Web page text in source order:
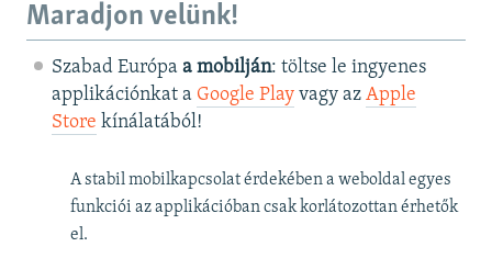
Maradjon velünk!
Szabad Európa a mobilján: töltse le ingyenes
applikációnkat a Google Playvagy az Apple
Store kínálatából!
A stabil mobilkapcsolat érdekében a weboldal egyes
funkciói az applikációban csak korlátozottan érhetők
el.